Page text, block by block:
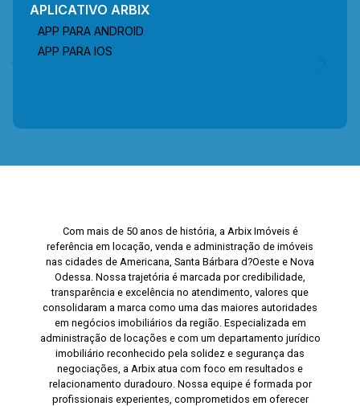
APLICATIVO ARBIX
APP PARA ANDROID
APP PARA IOS
Com mais de 50 anos de história, a Arbix Imóveis é
referência em locação, venda e administração de imóveis
nas cidades de Americana, Santa Bárbara d?Oeste e Nova
Odessa. Nossa trajetória é marcada por credibilidade,
transparência e excelência no atendimento, valores que
consolidaram a marca como uma das maiores autoridades
em negócios imobiliários da região. Especializada em
administração de locações e com um departamento jurídico
imobiliário reconhecido pela solidez e segurança das
negociações, a Arbix atua com foco em resultados e
relacionamento duradouro. Nossa equipe é formada por
profissionais experientes, comprometidos em oferecer